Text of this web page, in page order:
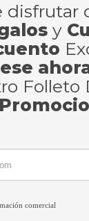
disfrutar
y
Folleto
comercial